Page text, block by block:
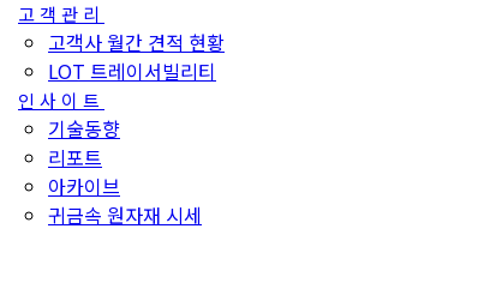
고객관리
고객사 월간 견적 현황
LOT 트레이서빌리티
인사이트
기술동향
리포트
아카이브
귀금속 원자재 시세